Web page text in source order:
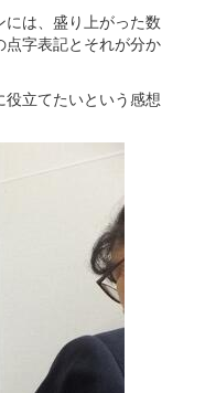
は、盛り上がった数
字表記とそれが分か
立てたいという感想